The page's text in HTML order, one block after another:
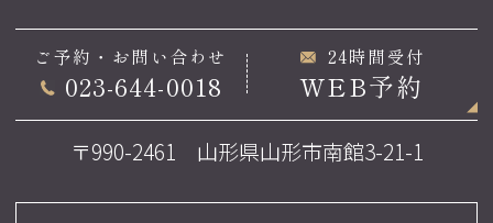
ご予約・お問い合わせ
023-644-0018
24時間受付
WEB予約
〒990-2461 山形県山形市南館3-21-1